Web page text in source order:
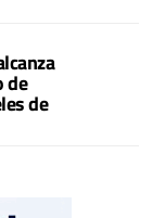
de
de